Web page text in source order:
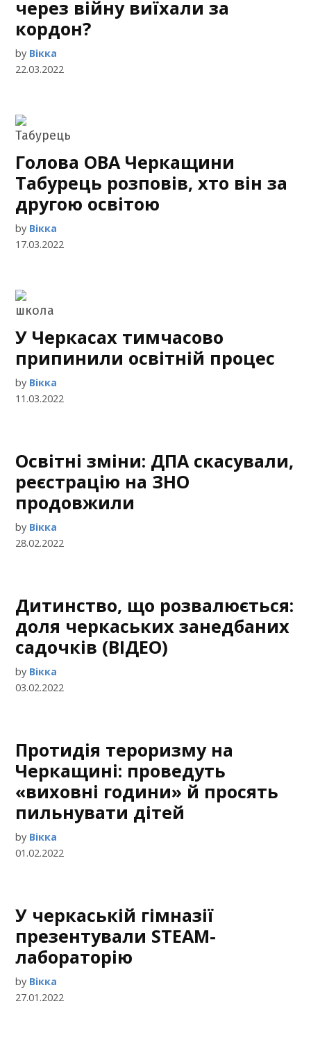
через війну виїхали за
кордон?
by Вікка
22.03.2022
Голова ОВА Черкащини
Табурець розповів, хто він за
другою освітою
by Вікка
17.03.2022
У Черкасах тимчасово
припинили освітній процес
by Вікка
11.03.2022
Освітні зміни: ДПА скасували,
реєстрацію на ЗНО
продовжили
by Вікка
28.02.2022
Дитинство, що розвалюється:
доля черкаських занедбаних
садочків (ВІДЕО)
by Вікка
03.02.2022
Протидія тероризму на
Черкащині: проведуть
«виховні години» й просять
пильнувати дітей
by Вікка
01.02.2022
У черкаській гімназії
презентували STEAM-
лабораторію
by Вікка
27.01.2022